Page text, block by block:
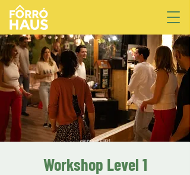
Workshop Level 1